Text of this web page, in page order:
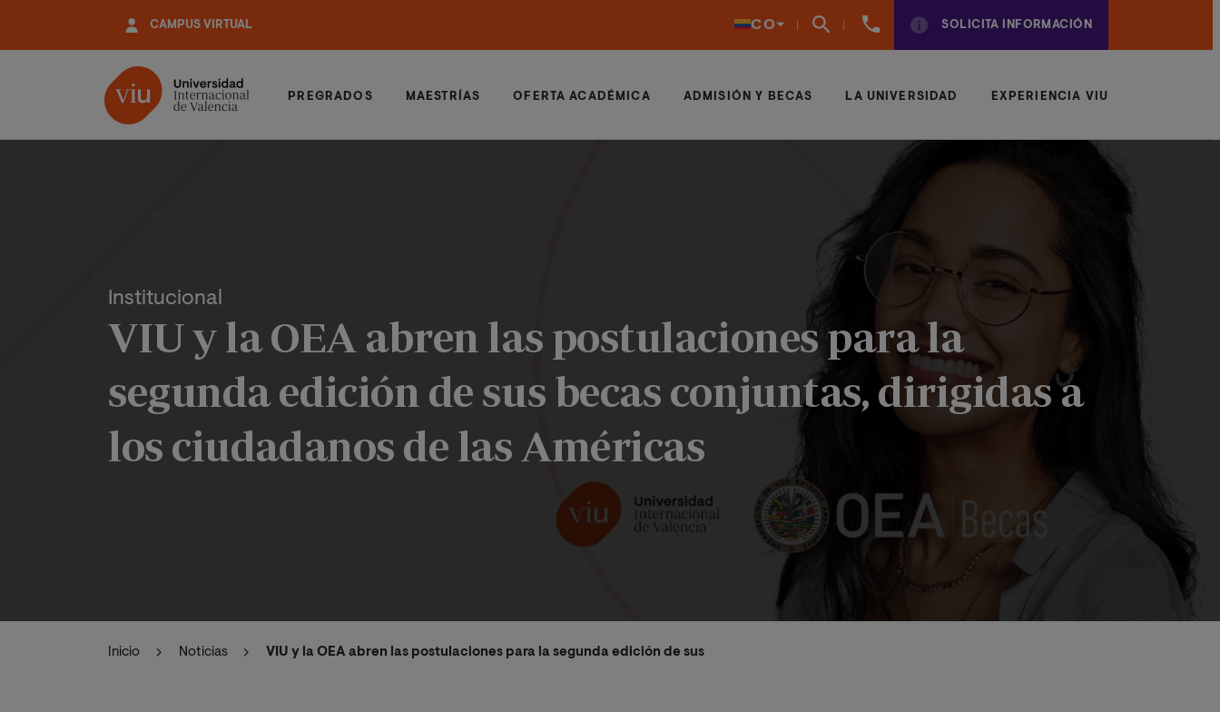
contenido
CAMPUS VIRTUAL CO
(+57)
SOLICITA INFORMACIÓN
PREGRADOS MAESTRÍAS OFERTA ACADÉMICA ADMISIÓN Y BECAS LA UNIVERSIDAD EXPERIENCIA VIU
Institucional
VIU y la OEA abren las postulaciones para la
segunda edición de sus becas conjuntas, dirigidas a
los ciudadanos de las Américas
Inicio Noticias VIU y la OEA abren las postulaciones para la segunda edición de sus becas conjuntas, dirigidas a los ciudadanos de las Américas